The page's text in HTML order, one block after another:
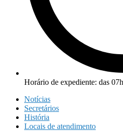
Horário de expediente: das
Notícias
Secretários
História
Locais de atendimento